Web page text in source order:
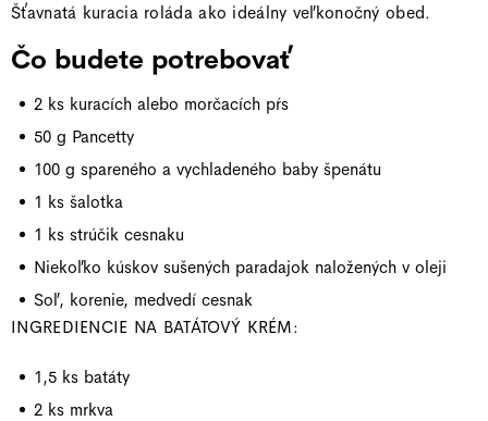
Šťavnatá kuracia roláda ako ideálny veľkonočný obed.
Čo budete potrebovať
2 ks kuracích alebo morčacích pŕs
50 g Pancetty
100 g spareného a vychladeného baby špenátu
1 ks šalotka
1 ks strúčik cesnaku
Niekoľko kúskov sušených paradajok naložených v oleji
Soľ, korenie, medvedí cesnak
INGREDIENCIE NA BATÁTOVÝ KRÉM:
1,5 ks batáty
2 ks mrkva